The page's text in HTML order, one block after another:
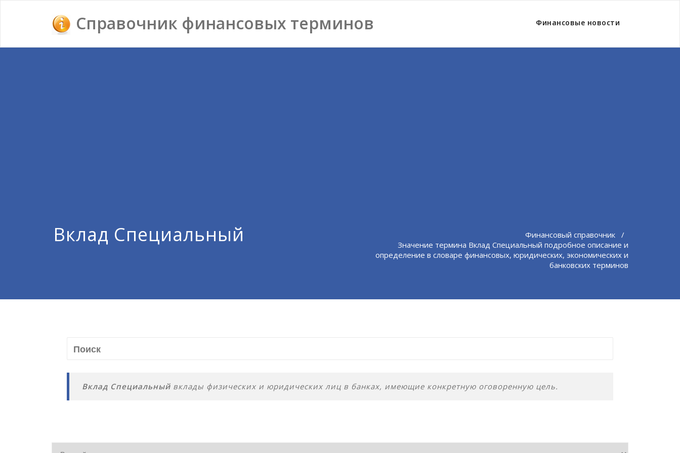
Справочник финансовых терминов Финансовые новости
Вклад Специальный Финансовый справочник /
Значение термина Вклад Специальный подробное описание и
определение в словаре финансовых, юридических, экономических и
банковских терминов
Вклад Специальныйвклады физических и юридических лиц в банках, имеющие конкретную оговоренную цель.